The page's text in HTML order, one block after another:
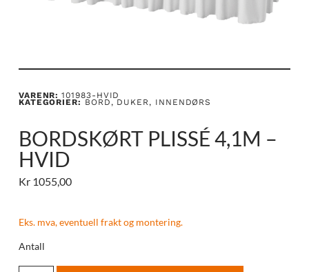
VARENR:101983-HVID
KATEGORIER: BORD, DUKER, INNENDØRS
BORDSKØRT PLISSÉ 4,1M –
HVID
Kr1055,00
Eks. mva, eventuell frakt og montering.
Antall